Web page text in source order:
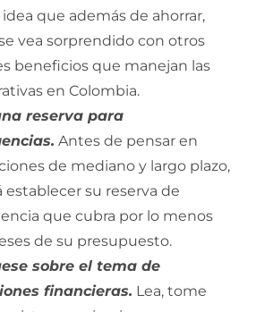
que además de ahorrar,
vea sorprendido con otros
beneficios que manejan las
en Colombia.
reserva para
Antes de pensar en
de mediano y largo plazo,
establecer su reserva de
que cubra por lo menos
de su presupuesto.
sobre el tema de
financieras. Lea, tome